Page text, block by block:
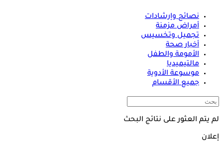
نصائح وإرشادات
أمراض مزمنة
تجميل وتخسيس
أخبار صحة
الأمومة والطفل
مالتيميديا
موسوعة الأدوية
جميع الأقسام
لم يتم العثور على نتائج البحث
إعلان